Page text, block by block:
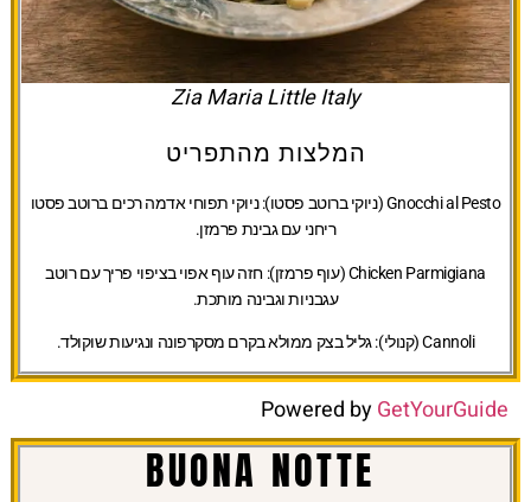
Zia Maria Little Italy
המלצות מהתפריט
Gnocchi al Pesto (ניוקי ברוטב פסטו):
ניוקי תפוחי אדמה רכים ברוטב פסטו
ריחני עם גבינת פרמזן.
Chicken Parmigiana (עוף פרמזן):
חזה עוף אפוי בציפוי פריך עם רוטב
עגבניות וגבינה מותכת.
Cannoli (קנולי): גליל בצק ממולא בקרם מסקרפונה ונגיעות שוקולד.
Powered byGetYourGuide
BUONA NOTTE